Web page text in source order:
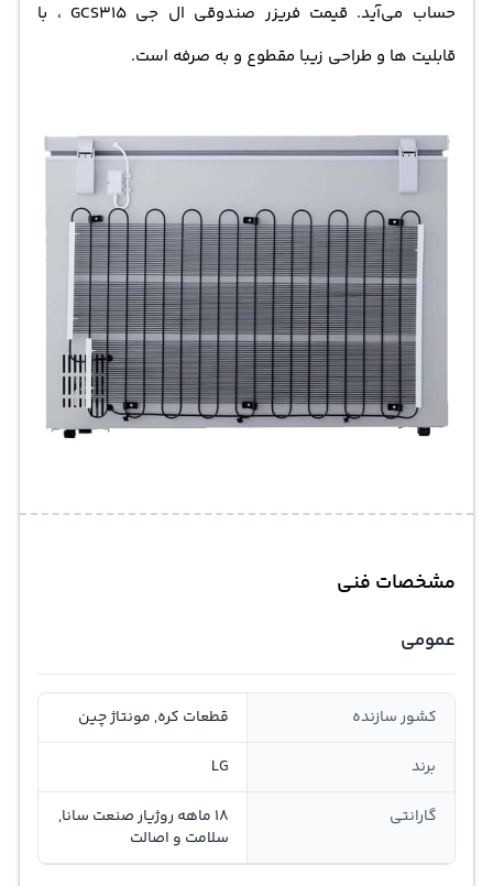
حساب می‌آید. قیمت فریزر صندوقی ال جی GCS315 ، با
قابلیت ها و طراحی زیبا مقطوع و به صرفه است.
مشخصات فنی
عمومی
کشور سازنده قطعات کره, مونتاژ چین
برند LG
گارانتی
18 ماهه روژیار صنعت سانا,
سلامت و اصالت